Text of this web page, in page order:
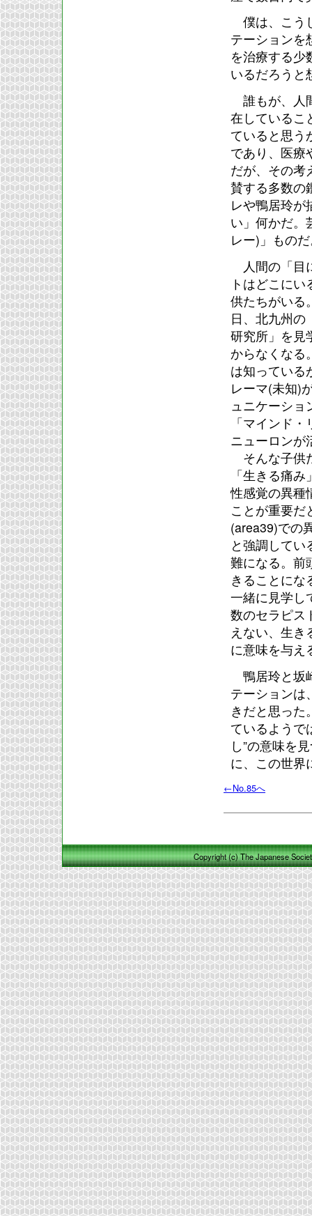
僕は、こう
テーションを
を治療する少
いるだろうと
誰もが、人
在しているこ
ていると思う
であり、医療
だが、その考
賛する多数の
レや鴨居玲が
い」何かだ。
レー)」もの
人間の「目
トはどこに
供たちがいる
日、北九州の
研究所」を見
からなくなる
は知っている
レーマ(未知)
ュニケーシ
「マインド
ニューロンが
そんな子供
「生きる痛
性感覚の異種
ことが重要だ
(area39)での
と強調して
難になる。前
きることに
一緒に見学し
数のセラピス
えない、生
に意味を与え
鴨居玲と坂
テーションは
きだと思っ
ているようで
し”の意味を
に、この世界
←No.85へ
Copyright (c) The Japanese